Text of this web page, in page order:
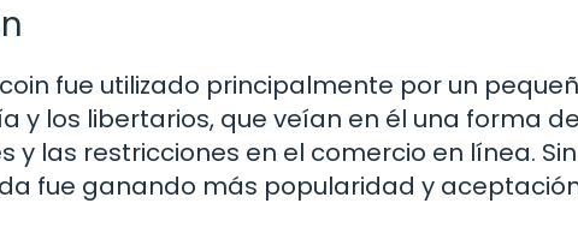
fue utilizado principalmente por un
y los libertarios, que veían en él una forma
las restricciones en el comercio en línea.
fue ganando más popularidad y